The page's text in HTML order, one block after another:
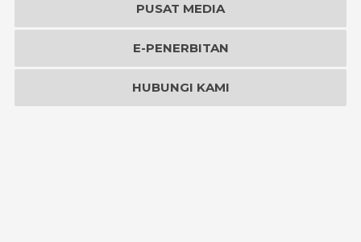
PUSAT MEDIA
E-PENERBITAN
HUBUNGI KAMI